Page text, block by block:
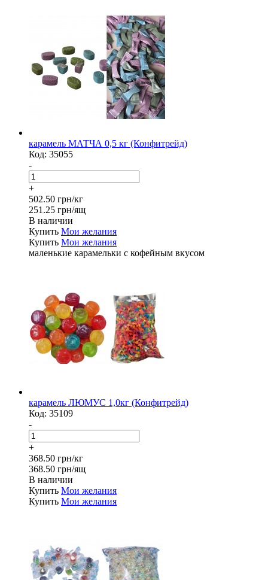
карамель МАТЧА 0,5 кг (Конфитрейд)
Код: 35055
-
+
502.50 грн/кг
251.25 грн/ящ
В наличии
Купить Мои желания
Купить Мои желания
маленькие карамельки с кофейным вкусом
карамель ЛЮМУС 1,0кг (Конфитрейд)
Код: 35109
-
+
368.50 грн/кг
368.50 грн/ящ
В наличии
Купить Мои желания
Купить Мои желания